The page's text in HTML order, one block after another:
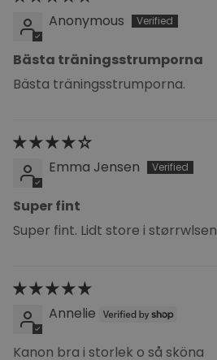
Anonymous
Bästa träningsstrumporna
Bästa träningsstrumporna.
Emma Jensen
Super fint
Super fint. Lidt store i størrwlsen
Annelie
Kanon bra i storlek o så sköna